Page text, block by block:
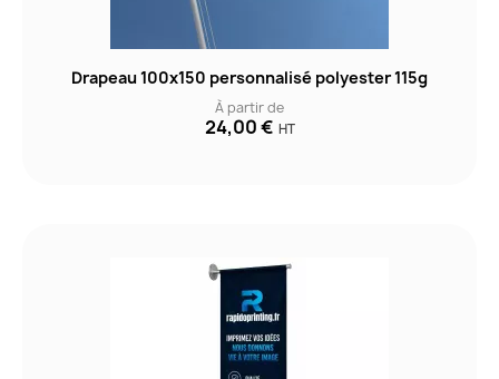
Drapeau 100x150 personnalisé polyester 115g
À partir de
24,00 € HT